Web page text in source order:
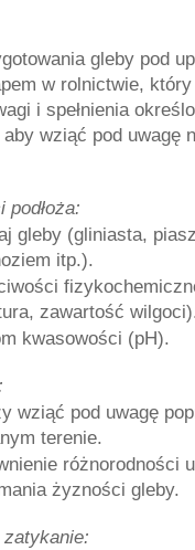
gleby pod
w rolnictwie,
i spełnienia
wziąć pod uwagę
podłoża:
gleby (gliniasta,
itp.).
zawartość
kwasowości (pH).
wziąć pod uwagę
terenie.
różnorodności
żyzności gleby.